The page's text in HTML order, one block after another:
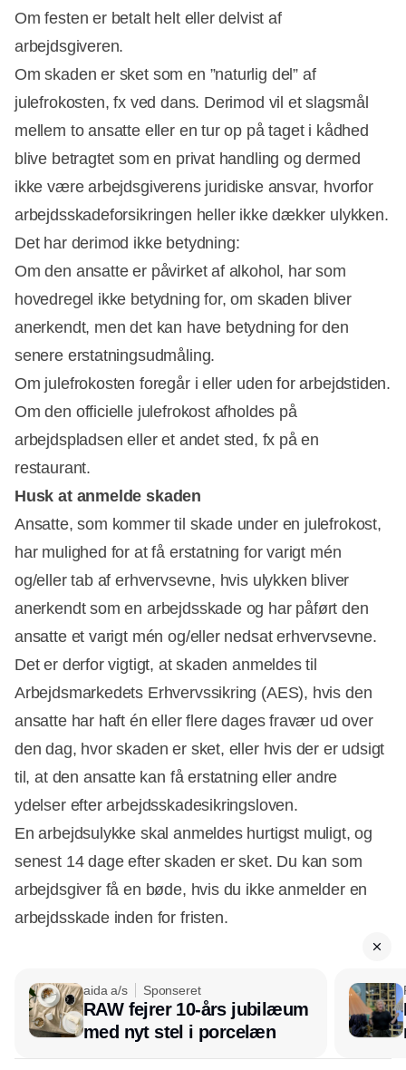
Om festen er betalt helt eller delvist af
arbejdsgiveren.
Om skaden er sket som en ”naturlig del” af
julefrokosten, fx ved dans. Derimod vil et slagsmål
mellem to ansatte eller en tur op på taget i kådhed
blive betragtet som en privat handling og dermed
ikke være arbejdsgiverens juridiske ansvar, hvorfor
arbejdsskadeforsikringen heller ikke dækker ulykken.
Det har derimod ikke betydning:
Om den ansatte er påvirket af alkohol, har som
hovedregel ikke betydning for, om skaden bliver
anerkendt, men det kan have betydning for den
senere erstatningsudmåling.
Om julefrokosten foregår i eller uden for arbejdstiden.
Om den officielle julefrokost afholdes på
arbejdspladsen eller et andet sted, fx på en
restaurant.
Husk at anmelde skaden
Ansatte, som kommer til skade under en julefrokost,
har mulighed for at få erstatning for varigt mén
og/eller tab af erhvervsevne, hvis ulykken bliver
anerkendt som en arbejdsskade og har påført den
ansatte et varigt mén og/eller nedsat erhvervsevne.
Det er derfor vigtigt, at skaden anmeldes til
Arbejdsmarkedets Erhvervssikring (AES), hvis den
ansatte har haft én eller flere dages fravær ud over
den dag, hvor skaden er sket, eller hvis der er udsigt
til, at den ansatte kan få erstatning eller andre
ydelser efter arbejdsskadesikringsloven.
En arbejdsulykke skal anmeldes hurtigst muligt, og
senest 14 dage efter skaden er sket. Du kan som
arbejdsgiver få en bøde, hvis du ikke anmelder en
arbejdsskade inden for fristen.
aida a/s Sponseret
RAW fejrer 10-års jubilæum
med nyt stel i porcelæn